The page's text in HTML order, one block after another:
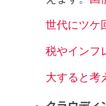
世代にツケ
税やインフ
大すると考